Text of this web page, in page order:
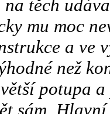
na těch
mu moc
a ve
než
potupa
sám.